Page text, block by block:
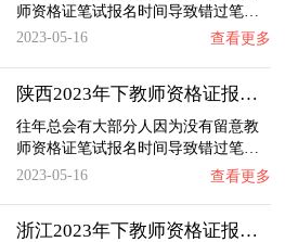
师资格证笔试报名时间导致错过笔…
2023-05-16
查看更多
陕西2023年下教师资格证报名时间、入口及流程…
往年总会有大部分人因为没有留意教
师资格证笔试报名时间导致错过笔…
2023-05-16
查看更多
浙江2023年下教师资格证报名时间、入口及流程…